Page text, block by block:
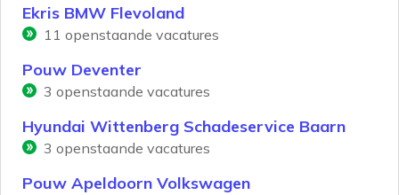
Ekris BMW Flevoland
11 openstaande vacatures
Pouw Deventer
3 openstaande vacatures
Hyundai Wittenberg Schadeservice Baarn
3 openstaande vacatures
Pouw Apeldoorn Volkswagen